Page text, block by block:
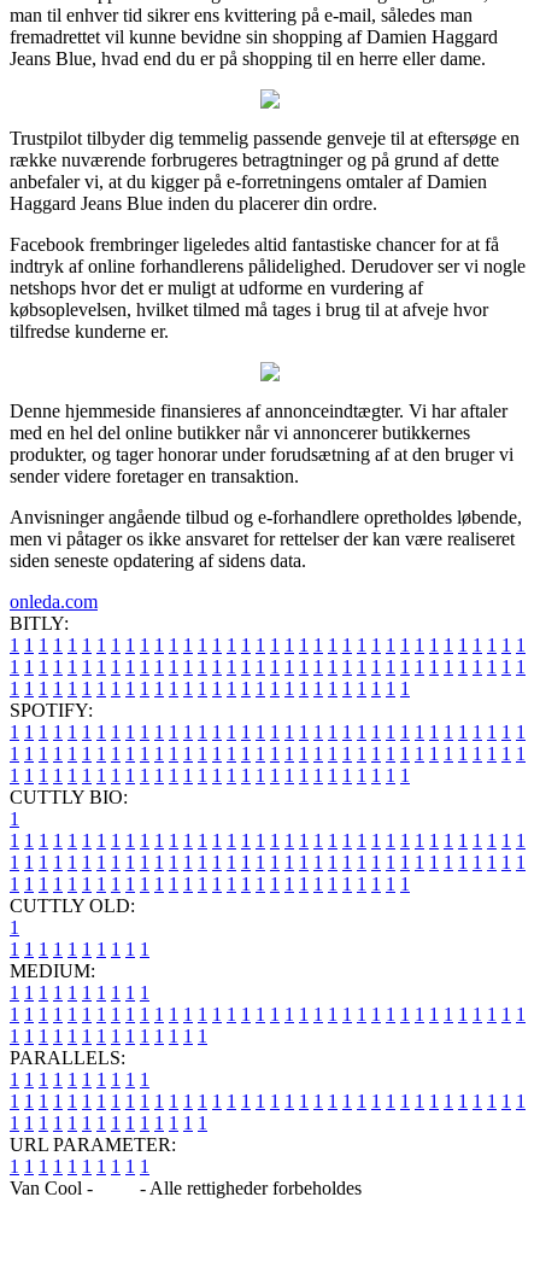
man til enhver tid sikrer ens kvittering på e-mail, således man
fremadrettet vil kunne bevidne sin shopping af Damien Haggard
Jeans Blue, hvad end du er på shopping til en herre eller dame.
Trustpilot tilbyder dig temmelig passende genveje til at eftersøge en
række nuværende forbrugeres betragtninger og på grund af dette
anbefaler vi, at du kigger på e-forretningens omtaler af Damien
Haggard Jeans Blue inden du placerer din ordre.
Facebook frembringer ligeledes altid fantastiske chancer for at få
indtryk af online forhandlerens pålidelighed. Derudover ser vi nogle
netshops hvor det er muligt at udforme en vurdering af
købsoplevelsen, hvilket tilmed må tages i brug til at afveje hvor
tilfredse kunderne er.
Denne hjemmeside finansieres af annonceindtægter. Vi har aftaler
med en hel del online butikker når vi annoncerer butikkernes
produkter, og tager honorar under forudsætning af at den bruger vi
sender videre foretager en transaktion.
Anvisninger angående tilbud og e-forhandlere opretholdes løbende,
men vi påtager os ikke ansvaret for rettelser der kan være realiseret
siden seneste opdatering af sidens data.
onleda.com
BITLY:
1 1 1 1 1 1 1 1 1 1 1 1 1 1 1 1 1 1 1 1 1 1 1 1 1 1 1 1 1 1 1 1 1 1 1 1
1 1 1 1 1 1 1 1 1 1 1 1 1 1 1 1 1 1 1 1 1 1 1 1 1 1 1 1 1 1 1 1 1 1 1 1
1 1 1 1 1 1 1 1 1 1 1 1 1 1 1 1 1 1 1 1 1 1 1 1 1 1 1 1
SPOTIFY:
1 1 1 1 1 1 1 1 1 1 1 1 1 1 1 1 1 1 1 1 1 1 1 1 1 1 1 1 1 1 1 1 1 1 1 1
1 1 1 1 1 1 1 1 1 1 1 1 1 1 1 1 1 1 1 1 1 1 1 1 1 1 1 1 1 1 1 1 1 1 1 1
1 1 1 1 1 1 1 1 1 1 1 1 1 1 1 1 1 1 1 1 1 1 1 1 1 1 1 1
CUTTLY BIO:
1
1 1 1 1 1 1 1 1 1 1 1 1 1 1 1 1 1 1 1 1 1 1 1 1 1 1 1 1 1 1 1 1 1 1 1 1
1 1 1 1 1 1 1 1 1 1 1 1 1 1 1 1 1 1 1 1 1 1 1 1 1 1 1 1 1 1 1 1 1 1 1 1
1 1 1 1 1 1 1 1 1 1 1 1 1 1 1 1 1 1 1 1 1 1 1 1 1 1 1 1
CUTTLY OLD:
1
1 1 1 1 1 1 1 1 1 1
MEDIUM:
1 1 1 1 1 1 1 1 1 1
1 1 1 1 1 1 1 1 1 1 1 1 1 1 1 1 1 1 1 1 1 1 1 1 1 1 1 1 1 1 1 1 1 1 1 1
1 1 1 1 1 1 1 1 1 1 1 1 1 1
PARALLELS:
1 1 1 1 1 1 1 1 1 1
1 1 1 1 1 1 1 1 1 1 1 1 1 1 1 1 1 1 1 1 1 1 1 1 1 1 1 1 1 1 1 1 1 1 1 1
1 1 1 1 1 1 1 1 1 1 1 1 1 1
URL PARAMETER:
1 1 1 1 1 1 1 1 1 1
Van Cool -
- Alle rettigheder forbeholdes